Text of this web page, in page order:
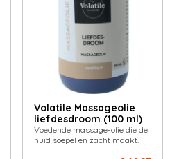
Volatile Massageolie
liefdesdroom (100 ml)
Voedende massage-olie die de
huid soepel en zacht maakt.